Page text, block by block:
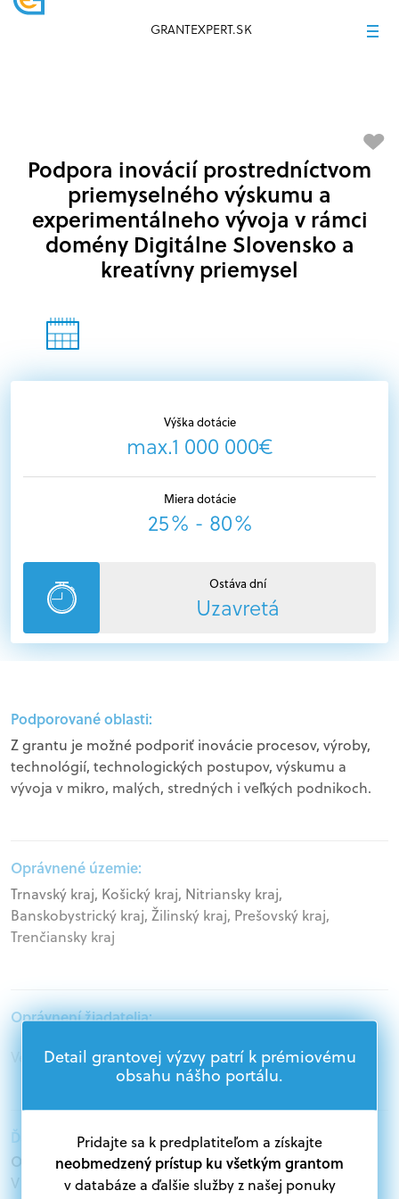
GRANTEXPERT.SK
Výška dotácie
max.1 000 000€
Miera dotácie
25% - 80%
Ostáva dní
Uzavretá
Podpora inovácií prostredníctvom
priemyselného výskumu a
experimentálneho vývoja v rámci
domény Digitálne Slovensko a
kreatívny priemysel
Podporované oblasti:
Z grantu je možné podporiť inovácie procesov, výroby,
technológií, technologických postupov, výskumu a
vývoja v mikro, malých, stredných i veľkých podnikoch.
Oprávnené územie:
Trnavský kraj, Košický kraj, Nitriansky kraj,
Banskobystrický kraj, Žilinský kraj, Prešovský kraj,
Trenčiansky kraj
Oprávnení žiadatelia:
Veľké podniky, Podnikatelia, Akademický sektor
Ďalšie informácie:
Oprávnení žiadatelia:
V databáze grantov a dotácií na portáli Grantexpert.sk
Detail grantovej výzvy patrí k prémiovému
obsahu nášho portálu.
Pridajte sa k predplatiteľom a získajte
neobmedzený prístup ku všetkým grantom
v databáze a ďalšie služby z našej ponuky